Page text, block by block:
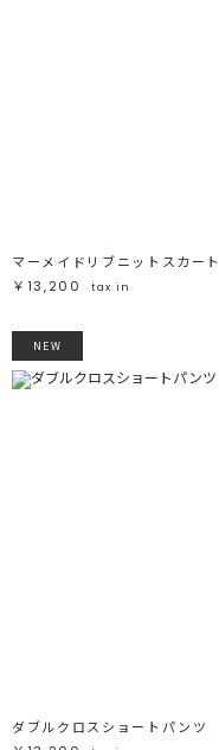
マーメイドリブニットスカート
￥13,200
tax in
NEW
ダブルクロスショートパンツ